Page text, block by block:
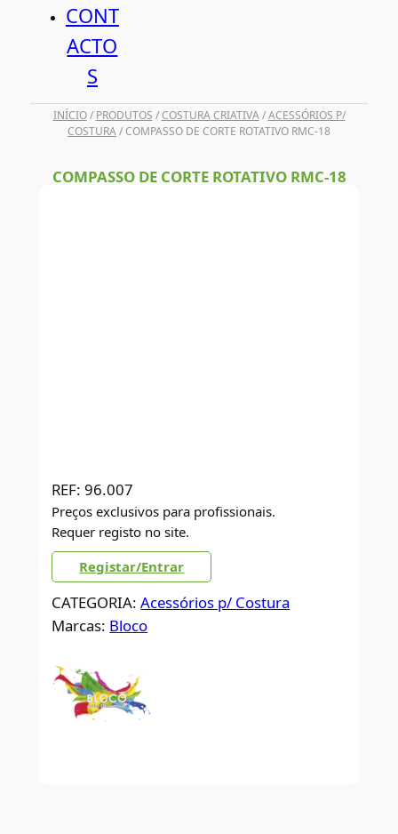
CONT
ACTO
S
INÍCIO/ PRODUTOS /COSTURA CRIATIVA/ACESSÓRIOS P/
COSTURA/ COMPASSO DE CORTE ROTATIVO RMC-18
COMPASSO DE CORTE ROTATIVO RMC-18
REF: 96.007
Preços exclusivos para profissionais.
Requer registo no site.
Registar/Entrar
CATEGORIA:Acessórios p/ Costura
Marcas: Bloco